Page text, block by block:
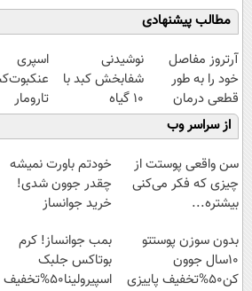
مطالب پیشنهادی
آرتروز مفاصل
خود را به طور
قطعی درمان
کنید!
◗پرسش‌نامه◖
نوشیدنی
شفابخش کبد با
10 گیاه
موثر(تخفیف تا
امشب)
اسپری
تارومار
عنکبوت
از سراسر وب
سن واقعی پوستت از
چیزی که فکر می‌کنی
بیشتره...
خودتم باورت نمیشه
چقدر جوون شدی!
خرید جوانساز
ویژه
بدون سوزن پوستتو
10سال جوون
کن50%تخفیف پاییزی
بمب جوانساز! کرم
بوتاکس جلبک
اسپیرولینا50%تخفیف